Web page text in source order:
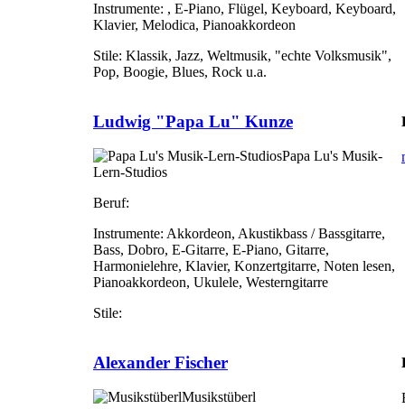
Instrumente: , E-Piano, Flügel, Keyboard, Keyboard,
Klavier, Melodica, Pianoakkordeon
Stile: Klassik, Jazz, Weltmusik, "echte Volksmusik",
Pop, Boogie, Blues, Rock u.a.
Ludwig "Papa Lu" Kunze
Papa Lu's Musik-
Lern-Studios
Beruf:
Instrumente: Akkordeon, Akustikbass / Bassgitarre,
Bass, Dobro, E-Gitarre, E-Piano, Gitarre,
Harmonielehre, Klavier, Konzertgitarre, Noten lesen,
Pianoakkordeon, Ukulele, Westerngitarre
Stile:
Alexander Fischer
Musikstüberl